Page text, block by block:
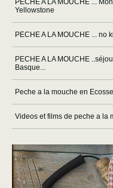
Yellowstone
PECHE A LA MOUCHE ... no
PECHE A LA MOUCHE
Basque...
Peche a la mouche en Ecosse
Videos et films de peche a la